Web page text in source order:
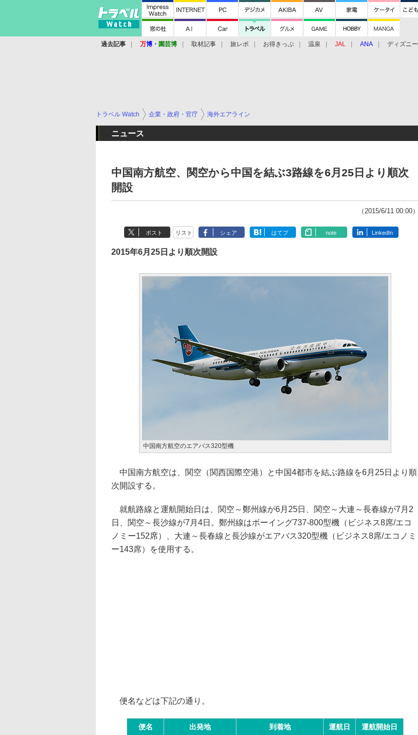
過去記事 万博 ・ 園芸博 取材記事 旅レポ お得きっぷ 温泉 JAL ANA ディズニー
トラベル Watch 企業・政府・官庁 海外エアライン
ニュース
中国南方航空、関空から中国を結ぶ3路線を6月25日より順次
開設
（2015/6/11 00:00）
ポスト リスト シェア はてブ note LinkedIn
2015年6月25日より順次開設
中国南方航空のエアバス320型機
中国南方航空は、関空（関西国際空港）と中国4都市を結ぶ路線を6月25日より順
次開設する。
就航路線と運航開始日は、関空～鄭州線が6月25日、関空～大連～長春線が7月2
日、関空～長沙線が7月4日。鄭州線はボーイング737-800型機（ビジネス8席/エコ
ノミー152席）、大連～長春線と長沙線がエアバス320型機（ビジネス8席/エコノミ
ー143席）を使用する。
便名などは下記の通り。
便名 出発地 到着地 運航日 運航開始日